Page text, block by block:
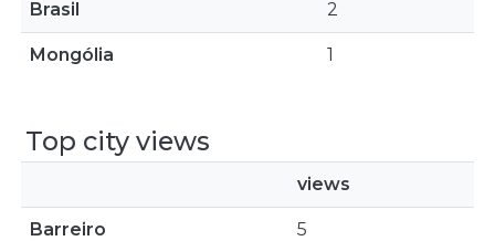
Brasil 2
Mongólia 1
Top city views
views
Barreiro 5